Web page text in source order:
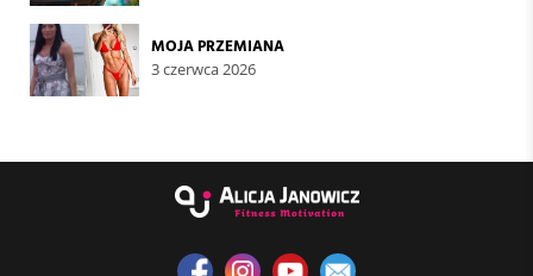
MOJA PRZEMIANA
3 czerwca 2026